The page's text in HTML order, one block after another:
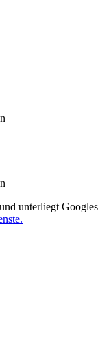
unterliegt Googles